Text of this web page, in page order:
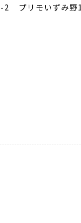
2 プリモいずみ野